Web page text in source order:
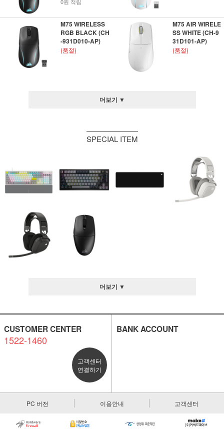
M75 WIRELESS
RGB BLACK (CH
-931D010-AP)
(품절)
M75 AIR WIRELE
SS WHITE (CH-9
31D101-AP)
(품절)
더보기 ▼
SPECIAL ITEM
더보기 ▼
CUSTOMER CENTER
1522-1460
고객센터
연결하기
BANK ACCOUNT
PC 버전 이용안내 고객센터